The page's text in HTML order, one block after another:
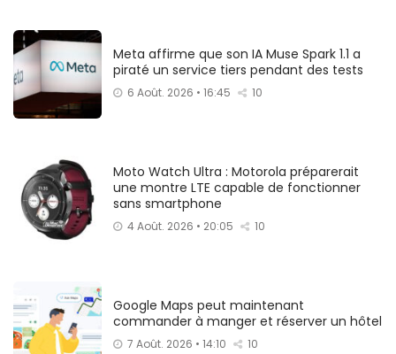
Meta affirme que son IA Muse Spark 1.1 a
piraté un service tiers pendant des tests
6 Août. 2026 • 16:45 10
Moto Watch Ultra : Motorola préparerait
une montre LTE capable de fonctionner
sans smartphone
4 Août. 2026 • 20:05 10
Google Maps peut maintenant
commander à manger et réserver un hôtel
7 Août. 2026 • 14:10 10